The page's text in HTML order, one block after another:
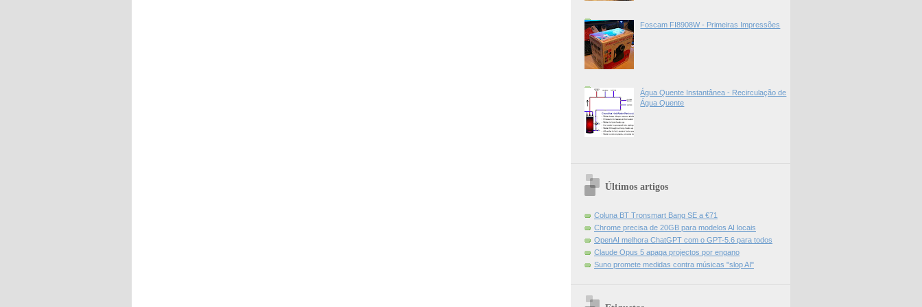
Foscam FI8908W - Primeiras Impressões
Água Quente Instantânea - Recirculação de
Água Quente
Últimos artigos
Coluna BT Tronsmart Bang SE a €71
Chrome precisa de 20GB para modelos AI locais
OpenAI melhora ChatGPT com o GPT-5.6 para todos
Claude Opus 5 apaga projectos por engano
Suno promete medidas contra músicas "slop AI"